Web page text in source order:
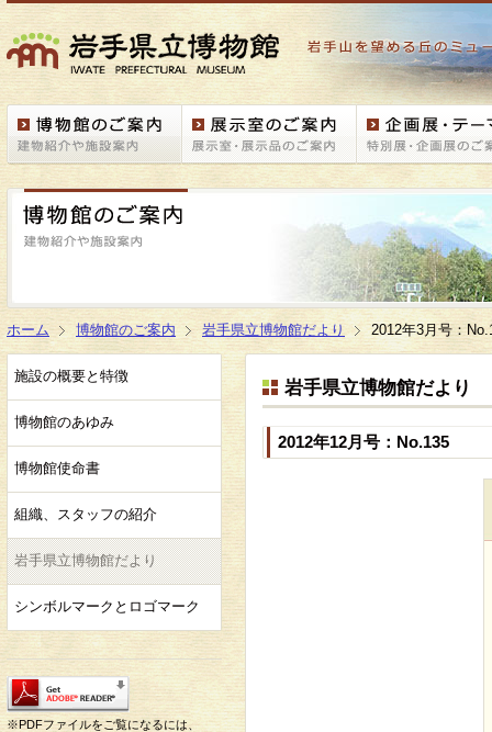
ホーム 博物館のご案内 岩手県立博物館だより 2012年3月号：
施設の概要と特徴
博物館のあゆみ
博物館使命書
組織、スタッフの紹介
岩手県立博物館だより
シンボルマークとロゴマーク
※PDFファイルをご覧になるには、
岩手県立博物館だより
2012年12月号：No.135